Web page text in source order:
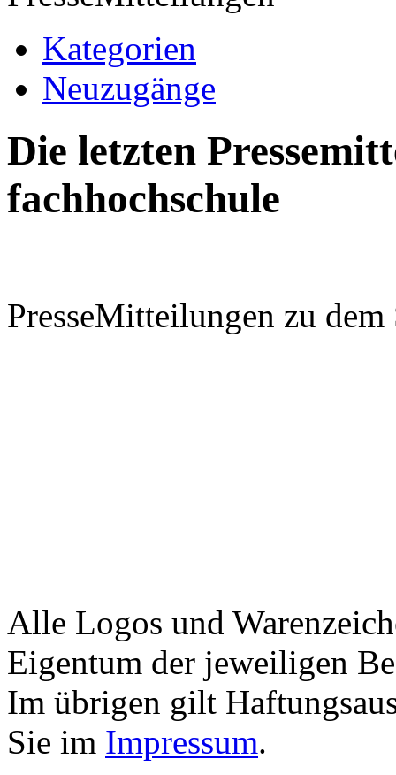
Kategorien
Neuzugänge
Die letzten
fachhochschule
PresseMitteilungen zu
Alle Logos und
Eigentum der jeweiligen
Im übrigen gilt
Sie im Impressum.